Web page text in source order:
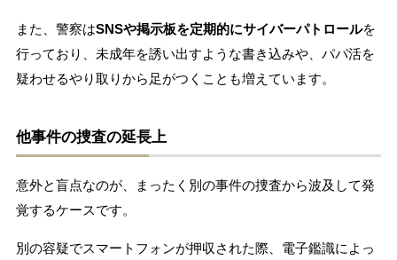
また、警察はSNSや掲示板を定期的にサイバーパトロールを
行っており、未成年を誘い出すような書き込みや、パパ活を
疑わせるやり取りから足がつくことも増えています。
他事件の捜査の延長上
意外と盲点なのが、まったく別の事件の捜査から波及して発
覚するケースです。
別の容疑でスマートフォンが押収された際、電子鑑識によっ